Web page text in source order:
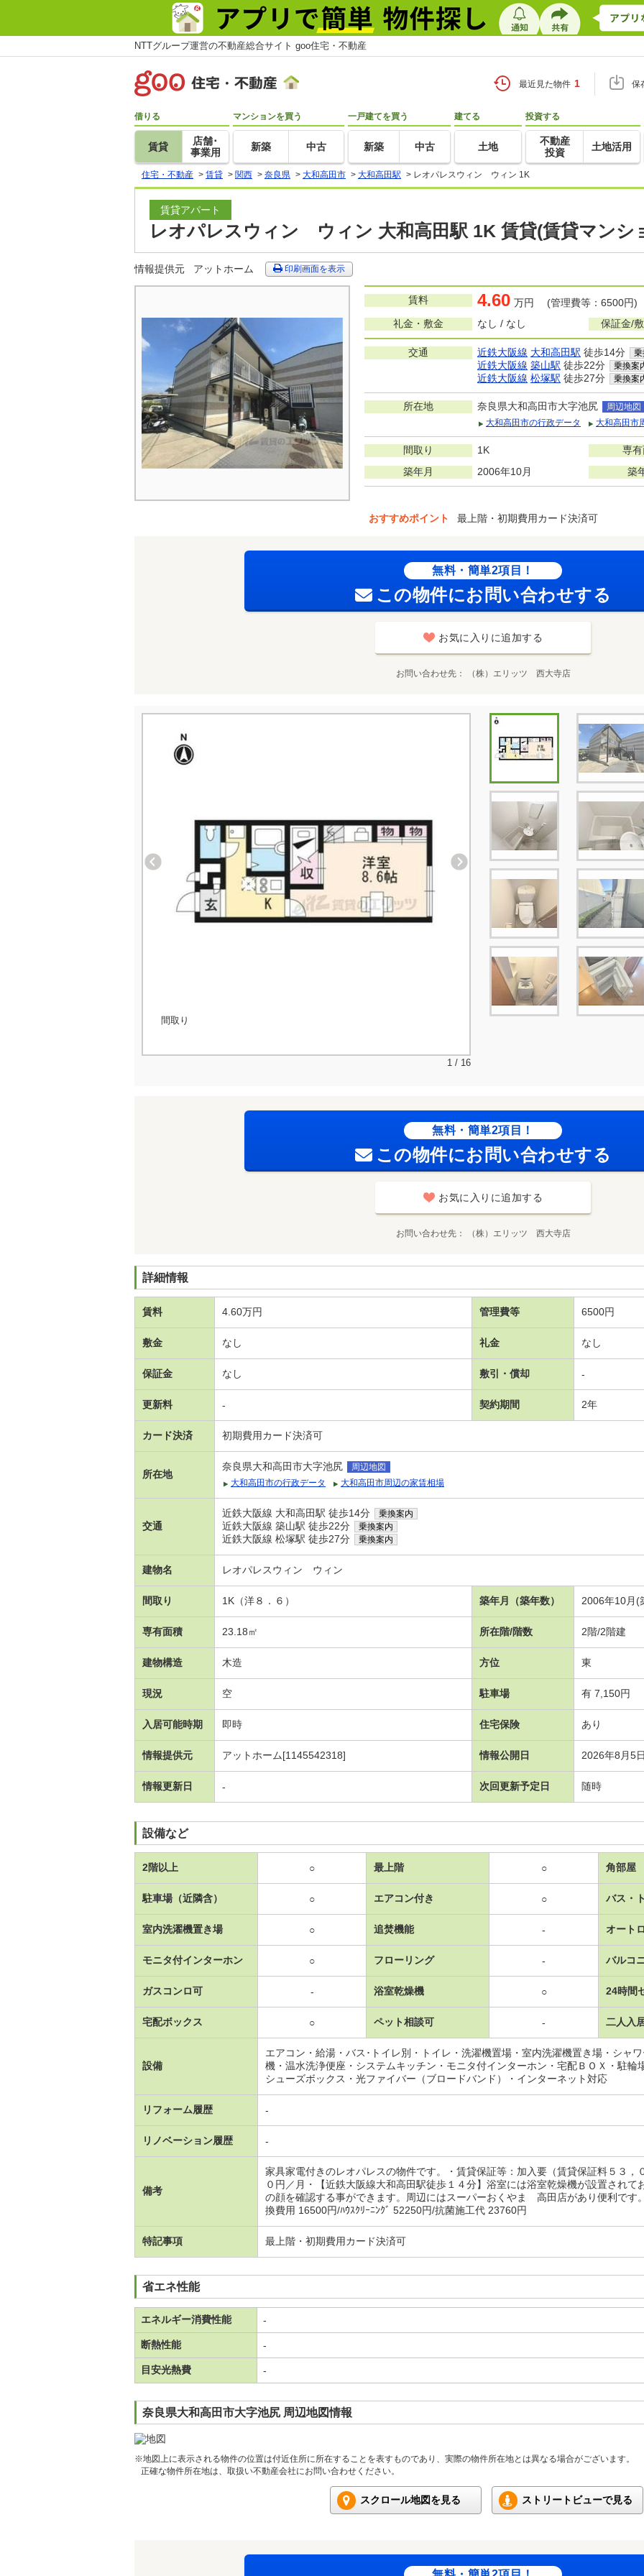
NTTグループ運営の不動産総合サイト goo住宅・不動産
最近見た物件 1 保
借りる
賃貸
店舗･
事業用
マンションを買う
新築 中古
一戸建てを買う
新築 中古
建てる
土地
投資する
不動産
投資
土地活用
住宅・不動産 > 賃貸 > 関西 > 奈良県 > 大和高田市 > 大和高田駅 > レオパレスウィン ウィン 1K
賃貸アパート
レオパレスウィン ウィン 大和高田駅 1K 賃貸(賃貸マンシ
情報提供元 アットホーム 印刷画面を表示
賃料 4.60 万円 (管理費等：6500円)
礼金・敷金
なし / なし 保証金/
交通 近鉄大阪線 大和高田駅 徒歩14分 乗
近鉄大阪線 築山駅 徒歩22分 乗換案
近鉄大阪線 松塚駅 徒歩27分 乗換案
所在地 奈良県大和高田市大字池尻
周辺地図
大和高田市の行政データ
大和高田市
間取り 1K 専
築年月 2006年10月 築
おすすめポイント 最上階・初期費用カード決済可
無料・簡単2項目！
この物件にお問い合わせする
お気に入りに追加する
お問い合わせ先 （株）エリッツ 西大寺店
間取り
1 / 16
無料・簡単2項目！
この物件にお問い合わせする
お気に入りに追加する
お問い合わせ先 （株）エリッツ 西大寺店
詳細情報
賃料 4.60万円 管理費等 6500円
敷金 なし 礼金 なし
保証金 なし 敷引・償却 -
更新料 - 契約期間 2年
カード決済 初期費用カード決済可
所在地
奈良県大和高田市大字池尻
周辺地図
大和高田市の行政データ
大和高田市周辺の家賃相場
交通
近鉄大阪線 大和高田駅 徒歩14分 乗換案内
近鉄大阪線 築山駅 徒歩22分 乗換案内
近鉄大阪線 松塚駅 徒歩27分 乗換案内
建物名 レオパレスウィン ウィン
間取り 1K（洋８．６） 築年月（築年数） 2006年10月(
専有面積 23.18㎡ 所在階/階数 2階/2階建
建物構造 木造 方位 東
現況 空 駐車場 有 7,150円
入居可能時期 即時 住宅保険 あり
情報提供元 アットホーム[1145542318] 情報公開日 2026年8月5日
情報更新日 - 次回更新予定日 随時
設備など
2階以上 ○ 最上階 ○ 角部屋
駐車場（近隣含） ○ エアコン付き ○ バス・
室内洗濯機置き場 ○ 追焚機能 - オート
モニタ付インターホン ○ フローリング - バルコ
ガスコンロ可 - 浴室乾燥機 ○ 24時間
宅配ボックス ○ ペット相談可 - 二人入
設備
エアコン・給湯・バス･トイレ別・トイレ・洗濯機置場・室内洗濯機置き場・シャ
機・温水洗浄便座・システムキッチン・モニタ付インターホン・宅配ＢＯＸ・駐輪
シューズボックス・光ファイバー（ブロードバンド）・インターネット対応
リフォーム履歴 -
リノベーション履歴 -
備考
家具家電付きのレオパレスの物件です。・賃貸保証等：加入要（賃貸保証料５３，
０円／月・【近鉄大阪線大和高田駅徒歩１４分】浴室には浴室乾燥機が設置され
の顔を確認する事ができます。周辺にはスーパーおくやま 高田店があり便利です
換費用 16500円/ﾊｳｽｸﾘｰﾆﾝｸﾞ 52250円/抗菌施工代 23760円
特記事項 最上階・初期費用カード決済可
省エネ性能
エネルギー消費性能 -
断熱性能 -
目安光熱費 -
奈良県大和高田市大字池尻 周辺地図情報
※地図上に表示される物件の位置は付近住所に所在することを表すものであり、実際の物件所在地とは異なる場合がございます。
正確な物件所在地は、取扱い不動産会社にお問い合わせください。
スクロール地図を見る ストリートビューで見る